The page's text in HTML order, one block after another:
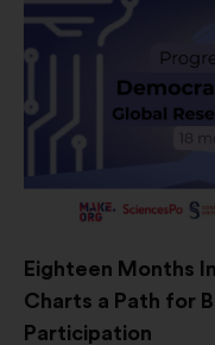
Eighteen Months
Charts a Path for
Participation